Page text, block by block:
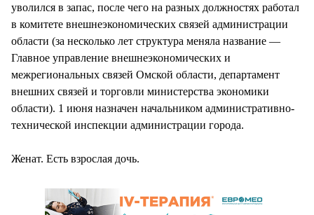
уволился в запас, после чего на разных должностях работал
в комитете внешнеэкономических связей администрации
области (за несколько лет структура меняла название —
Главное управление внешнеэкономических и
межрегиональных связей Омской области, департамент
внешних связей и торговли министерства экономики
области). 1 июня назначен начальником административно-
технической инспекции администрации города.
Женат. Есть взрослая дочь.